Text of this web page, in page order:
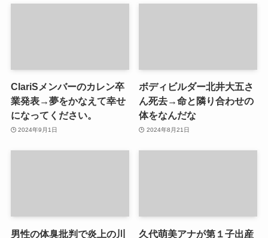
ClariSメンバーのカレン卒
業発表→夢をかなえて幸せ
になってください。
2024年9月1日
ボディビルダー北井大五さ
ん死去→命と隣り合わせの
体をなんだな
2024年8月21日
男性の体臭批判で炎上の川
久代萌美アナが第１子出産